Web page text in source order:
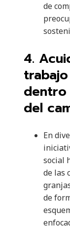
de
4.
dentro
del
En
social
de las
de